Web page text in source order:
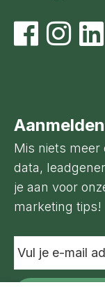
Mis niets meer
data,
je aan voor
marketing tips!
Vul
je
e-
mail